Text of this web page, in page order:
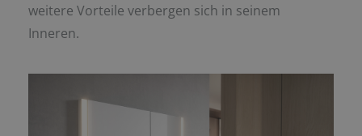
weitere Vorteile verbergen sich in seinem
Inneren.